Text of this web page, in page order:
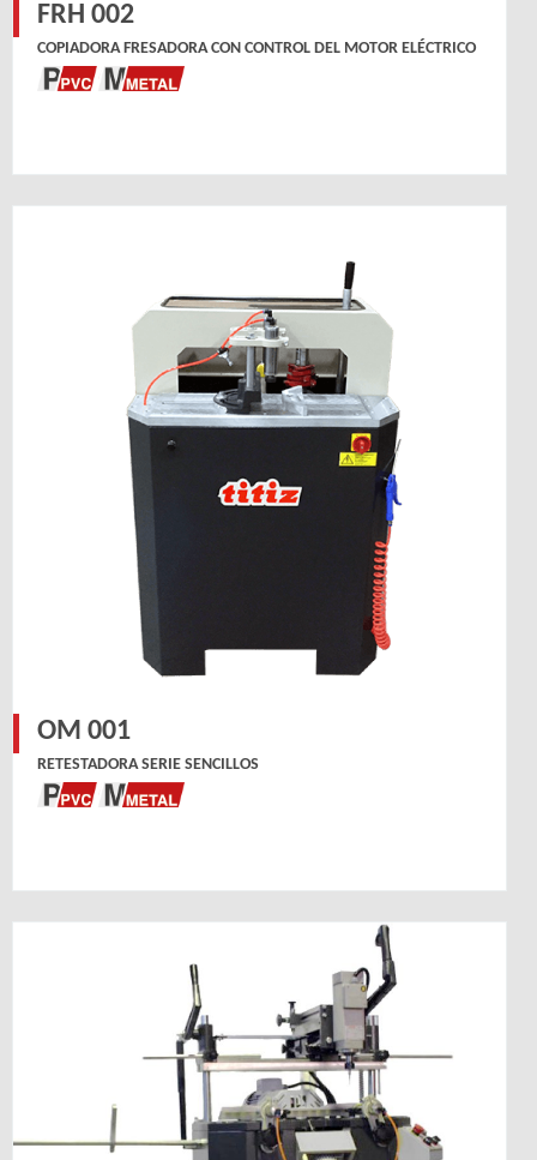
FRH 002
COPIADORA FRESADORA CON CONTROL DEL MOTOR ELÉCTRICO
OM 001
RETESTADORA SERIE SENCILLOS